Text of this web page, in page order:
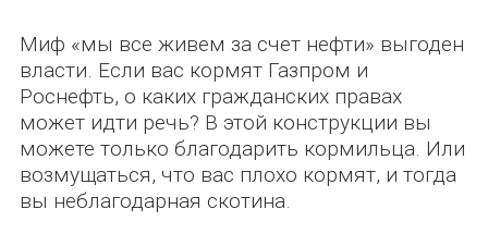
Миф «мы все живем за счет нефти» выгоден
власти. Если вас кормят Газпром и
Роснефть, о каких гражданских правах
может идти речь? В этой конструкции вы
можете только благодарить кормильца. Или
возмущаться, что вас плохо кормят, и тогда
вы неблагодарная скотина.